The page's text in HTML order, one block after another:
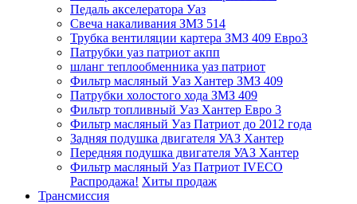
Педаль акселератора Уаз
Свеча накаливания ЗМЗ 514
Трубка вентиляции картера ЗМЗ 409 Евро3
Патрубки уаз патриот акпп
шланг теплообменника уаз патриот
Фильтр масляный Уаз Хантер ЗМЗ 409
Патрубки холостого хода ЗМЗ 409
Фильтр топливный Уаз Хантер Евро 3
Фильтр масляный Уаз Патриот до 2012 года
Задняя подушка двигателя УАЗ Хантер
Передняя подушка двигателя УАЗ Хантер
Фильтр масляный Уаз Патриот IVECO
Распродажа! Хиты продаж
Трансмиссия